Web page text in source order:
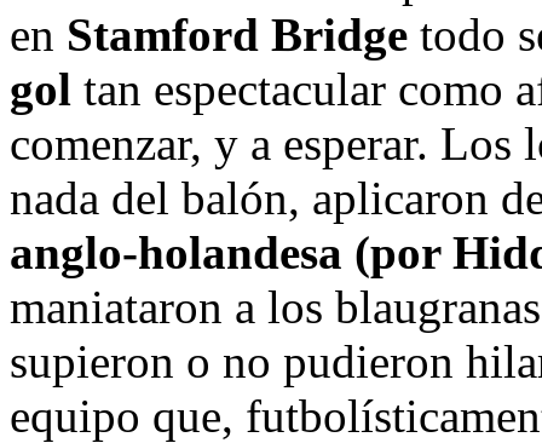
en Stamford Bridge todo
gol tan espectacular como
comenzar, y a esperar. Los
nada del balón, aplicaron
anglo-holandesa (por
maniataron a los
supieron o no pudieron
equipo que,